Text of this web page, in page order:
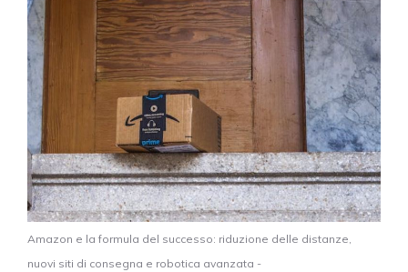
Amazon e la formula del successo: riduzione delle distanze,
nuovi siti di consegna e robotica avanzata -